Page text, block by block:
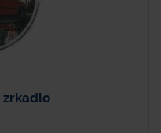
zrkadlo